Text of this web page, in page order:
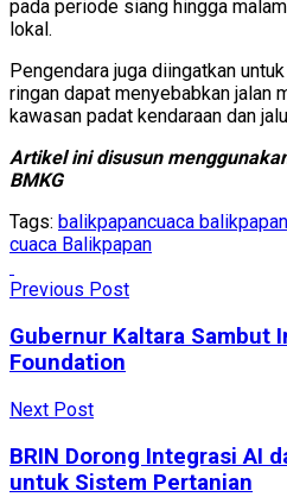
pada periode siang hingga
lokal.
Pengendara juga diingatkan
ringan dapat menyebabkan jalan
kawasan padat kendaraan dan
Artikel ini disusun
BMKG
Tags: balikpapancuaca balikpapan
cuaca Balikpapan
Previous Post
Gubernur Kaltara Sambut
Foundation
Next Post
BRIN Dorong Integrasi AI
untuk Sistem Pertanian